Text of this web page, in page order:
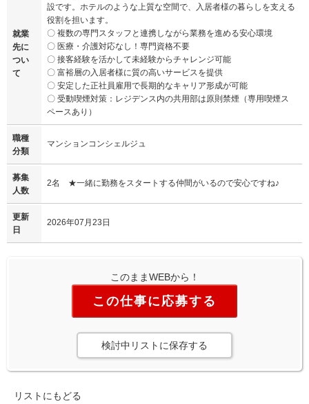
就業
先に
つい
て
設です。ホテルのような上質な空間で、入居者様の暮らしを支える
役割を担います。
〇 複数の専門スタッフと連携しながら業務を進める安心環境
〇 医療・介護対応なし！専門資格不要
〇 接客経験を活かして未経験からチャレンジ可能
〇 富裕層の入居者様に質の高いサービスを提供
〇 安定した正社員雇用で長期的なキャリア形成が可能
〇 受動喫煙対策：レジデンス内の共用部は原則禁煙（専用喫煙ス
ペースあり）
職種
分類
マンションコンシェルジュ
募集
人数
2名 ★一緒に勤務をスタートする仲間がいるので安心ですね♪
更新
日
2026年07月23日
このままWEBから！
この仕事に応募する
検討中リストに保存する
リストにもどる